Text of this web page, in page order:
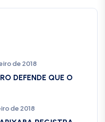
de 2018
DEFENDE QUE O
de 2018